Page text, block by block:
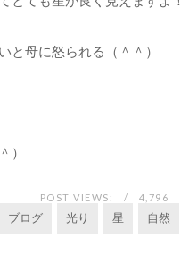
と母に怒られる（＾＾）
）
POST VIEWS: 4,796
ブログ 光り 星 自然